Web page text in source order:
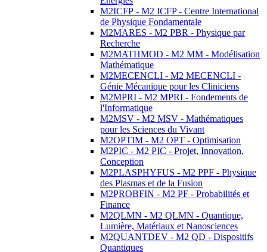
M2ICFP - M2 ICFP - Centre International
de Physique Fondamentale
M2MARES - M2 PBR - Physique par
Recherche
M2MATHMOD - M2 MM - Modélisation
Mathématique
M2MECENCLI - M2 MECENCLI -
Génie Mécanique pour les Cliniciens
M2MPRI - M2 MPRI - Fondements de
l'Informatique
M2MSV - M2 MSV - Mathématiques
pour les Sciences du Vivant
M2OPTIM - M2 OPT - Optimisation
M2PIC - M2 PIC - Projet, Innovation,
Conception
M2PLASPHYFUS - M2 PPF - Physique
des Plasmas et de la Fusion
M2PROBFIN - M2 PF - Probabilités et
Finance
M2QLMN - M2 QLMN - Quantique,
Lumière, Matériaux et Nanosciences
M2QUANTDEV - M2 QD - Dispositifs
Quantiques